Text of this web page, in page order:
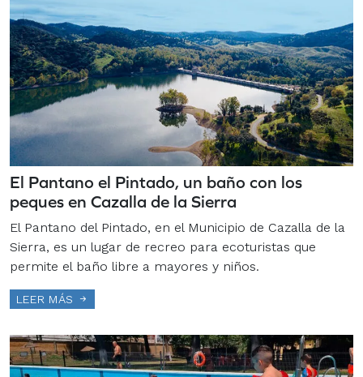
El Pantano el Pintado, un baño con los
peques en Cazalla de la Sierra
El Pantano del Pintado, en el Municipio de Cazalla de la
Sierra, es un lugar de recreo para ecoturistas que
permite el baño libre a mayores y niños.
LEER MÁS